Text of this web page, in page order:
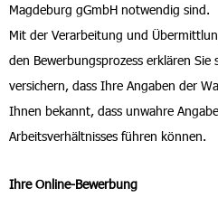
Magdeburg gGmbH notwendig sind.
Mit der Verarbeitung und
den Bewerbungsprozess erklären Sie
versichern, dass Ihre Angaben der
Ihnen bekannt, dass unwahre
Arbeitsverhältnisses führen können.
Ihre Online-Bewerbung